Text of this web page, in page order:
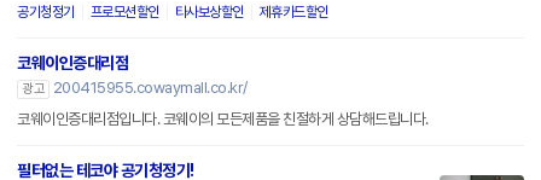
공기청정기 프로모션할인 타사보상할인 제휴카드할인
코웨이인증대리점
광고
200415955.cowaymall.co.kr/
코웨이인증대리점입니다. 코웨이의 모든제품을 친절하게 상담해드립니다.
필터없는 테코야 공기청정기!